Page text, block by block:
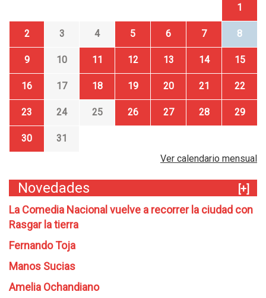
1
2 3 4 5 6 7 8
9 10 11 12 13 14 15
16 17 18 19 20 21 22
23 24 25 26 27 28 29
30
31
Ver calendario mensual
Novedades
[+]
La Comedia Nacional vuelve a recorrer la ciudad con
Rasgar la tierra
Fernando Toja
Manos Sucias
Amelia Ochandiano